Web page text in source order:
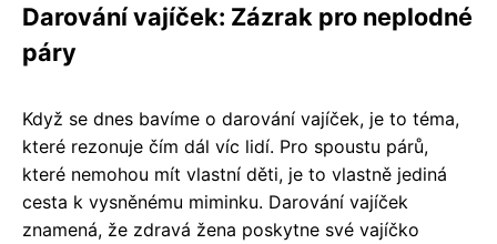
Darování vajíček: Zázrak pro neplodné
páry
Když se dnes bavíme o darování vajíček, je to téma,
které rezonuje čím dál víc lidí. Pro spoustu párů,
které nemohou mít vlastní děti, je to vlastně jediná
cesta k vysněnému miminku. Darování vajíček
znamená, že zdravá žena poskytne své vajíčko